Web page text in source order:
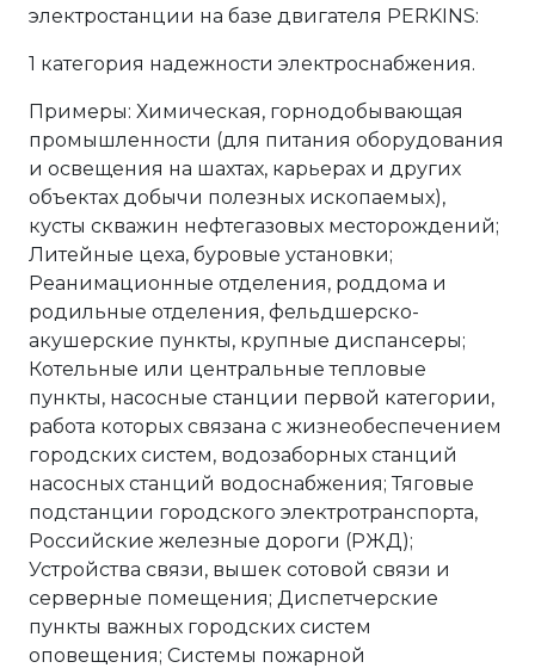
электростанции на базе двигателя PERKINS:
1 категория надежности электроснабжения.
Примеры: Химическая, горнодобывающая
промышленности (для питания оборудования
и освещения на шахтах, карьерах и других
объектах добычи полезных ископаемых),
кусты скважин нефтегазовых месторождений;
Литейные цеха, буровые установки;
Реанимационные отделения, роддома и
родильные отделения, фельдшерско-
акушерские пункты, крупные диспансеры;
Котельные или центральные тепловые
пункты, насосные станции первой категории,
работа которых связана с жизнеобеспечением
городских систем, водозаборных станций
насосных станций водоснабжения; Тяговые
подстанции городского электротранспорта,
Российские железные дороги (РЖД);
Устройства связи, вышек сотовой связи и
серверные помещения; Диспетчерские
пункты важных городских систем
оповещения; Системы пожарной